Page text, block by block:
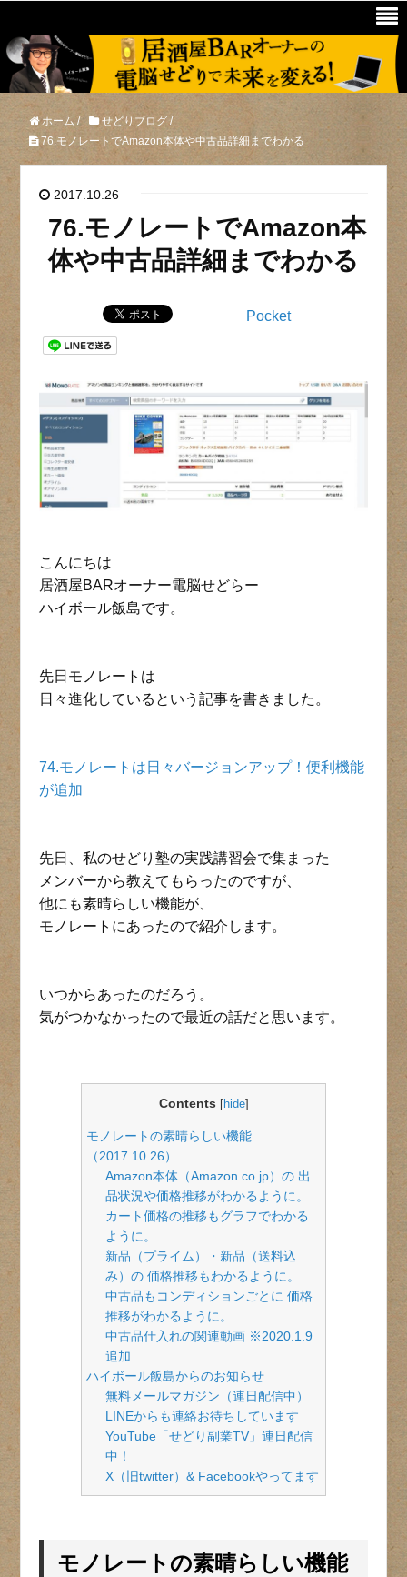
ホーム / せどりブログ/
76.モノレートでAmazon本体や中古品詳細までわかる
2017.10.26
76.モノレートでAmazon本
体や中古品詳細までわかる
Pocket
こんにちは
居酒屋BARオーナー電脳せどらー
ハイボール飯島です。
先日モノレートは
日々進化しているという記事を書きました。
74.モノレートは日々バージョンアップ！便利機能
が追加
先日、私のせどり塾の実践講習会で集まった
メンバーから教えてもらったのですが、
他にも素晴らしい機能が、
モノレートにあったので紹介します。
いつからあったのだろう。
気がつかなかったので最近の話だと思います。
Contents hide]
モノレートの素晴らしい機能
（2017.10.26）
Amazon本体（Amazon.co.jp）の 出
品状況や価格推移がわかるように。
カート価格の推移もグラフでわかる
ように。
新品（プライム）・新品（送料込
み）の 価格推移もわかるように。
中古品もコンディションごとに 価格
推移がわかるように。
中古品仕入れの関連動画 ※2020.1.9
追加
ハイボール飯島からのお知らせ
無料メールマガジン（連日配信中）
LINEからも連絡お待ちしています
YouTube「せどり副業TV」連日配信
中！
X（旧twitter）& Facebookやってます
モノレートの素晴らしい機能